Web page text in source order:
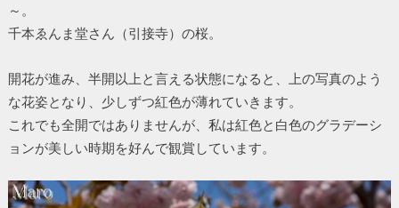
～。
千本ゑんま堂さん（引接寺）の桜。
開花が進み、半開以上と言える状態になると、上の写真のよう
な花姿となり、少しずつ紅色が薄れていきます。
これでも全開ではありませんが、私は紅色と白色のグラデーシ
ョンが美しい時期を好んで観賞しています。